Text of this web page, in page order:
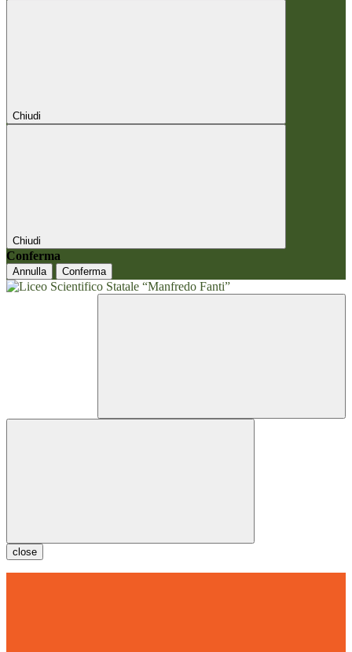
Chiudi
Chiudi
Conferma
Annulla Conferma
close